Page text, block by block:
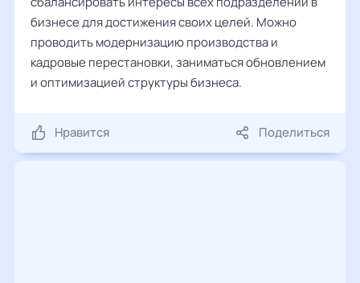
бизнесе для достижения своих целей. Можно
проводить модернизацию производства и
кадровые перестановки, заниматься обновлением
и оптимизацией структуры бизнеса.
Нравится Поделиться